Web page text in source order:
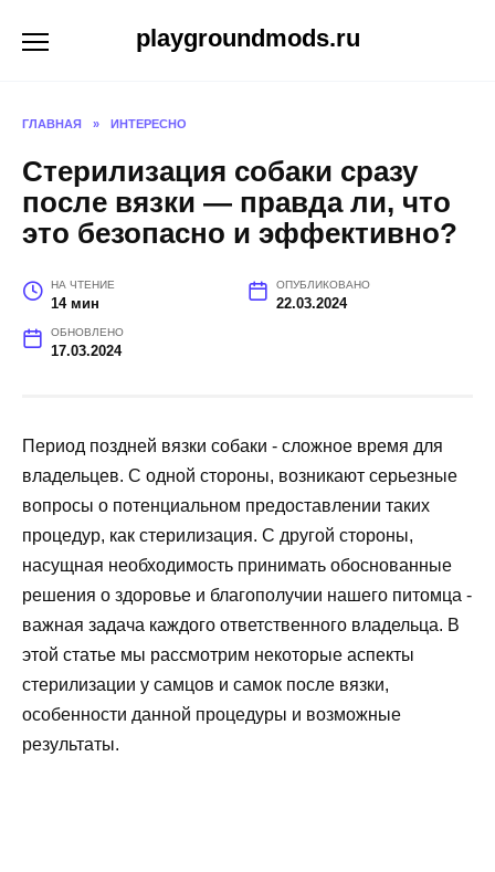
playgroundmods.ru
ГЛАВНАЯ » ИНТЕРЕСНО
Стерилизация собаки сразу
после вязки — правда ли, что
это безопасно и эффективно?
НА ЧТЕНИЕ
14 мин
ОПУБЛИКОВАНО
22.03.2024
ОБНОВЛЕНО
17.03.2024
Период поздней вязки собаки - сложное время для
владельцев. С одной стороны, возникают серьезные
вопросы о потенциальном предоставлении таких
процедур, как стерилизация. С другой стороны,
насущная необходимость принимать обоснованные
решения о здоровье и благополучии нашего питомца -
важная задача каждого ответственного владельца. В
этой статье мы рассмотрим некоторые аспекты
стерилизации у самцов и самок после вязки,
особенности данной процедуры и возможные
результаты.